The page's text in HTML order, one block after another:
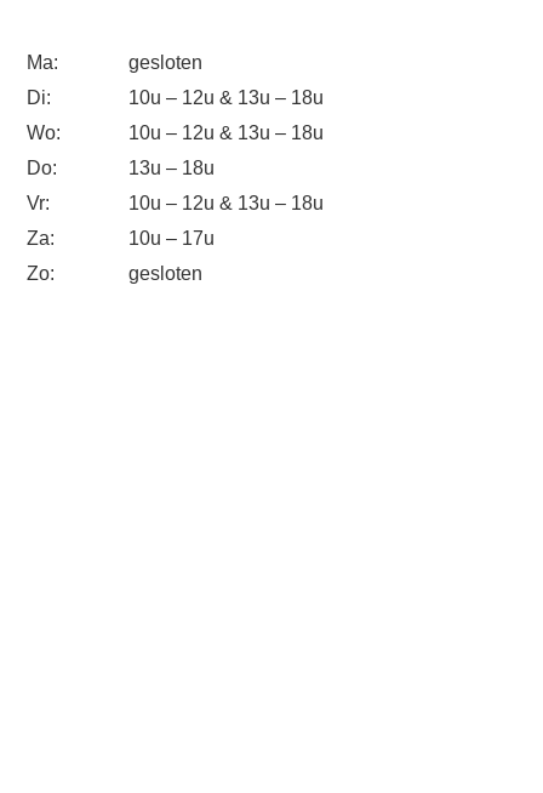
Ma:
gesloten
Di:
10u – 12u & 13u – 18u
Wo:
10u – 12u & 13u – 18u
Do:
13u – 18u
Vr:
10u – 12u & 13u – 18u
Za:
10u – 17u
Zo:
gesloten